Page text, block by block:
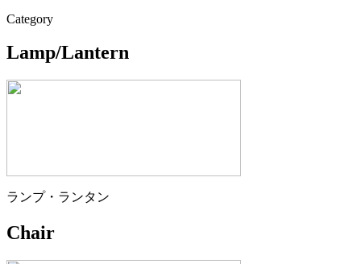
Category
Lamp/Lantern
ランプ・ランタン
Chair